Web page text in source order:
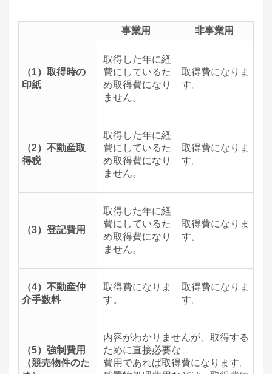
事業用 非事業用
（1）取得時の
印紙
取得した年に経
費にしているた
め取得費になり
ません。
取得費になりま
す。
（2）不動産取
得税
取得した年に経
費にしているた
め取得費になり
ません。
取得費になりま
す。
（3）登記費用
取得した年に経
費にしているた
め取得費になり
ません。
取得費になりま
す。
（4）不動産仲
介手数料
取得費になりま
す。
取得費になりま
す。
（5）強制費用
（競売物件のた
内容がわかりませんが、取得する
ために直接必要な
費用であれば取得費になります。